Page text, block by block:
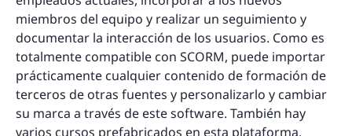
miembros del equipo y realizar un seguimiento y
documentar la interacción de los usuarios. Como es
totalmente compatible con SCORM, puede importar
prácticamente cualquier contenido de formación de
terceros de otras fuentes y personalizarlo y cambiar
su marca a través de este software. También hay
varios cursos prefabricados en esta plataforma,